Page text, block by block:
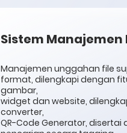
Sistem Manajemen
Manajemen unggahan file
format, dilengkapi dengan
gambar,
widget dan website,
converter,
QR-Code Generator,